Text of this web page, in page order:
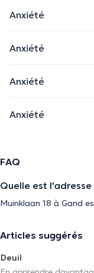
Anxiété
Anxiété
Anxiété
Anxiété
FAQ
Quelle est l'adresse
Muinklaan 18 à Gand
Articles suggérés
Deuil